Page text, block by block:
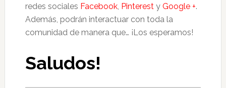
redes sociales Facebook, Pinterest y Google +.
Además, podrán interactuar con toda la
comunidad de manera que… ¡Los esperamos!
Saludos!